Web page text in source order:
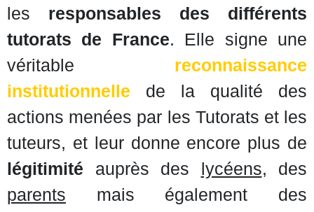
les responsables des différents
tutorats de France. Elle signe une
véritable reconnaissance
institutionnelle
de la qualité des
actions menées par les Tutorats et les
tuteurs, et leur donne encore plus de
légitimité auprès des lycéens, des
parents mais également des